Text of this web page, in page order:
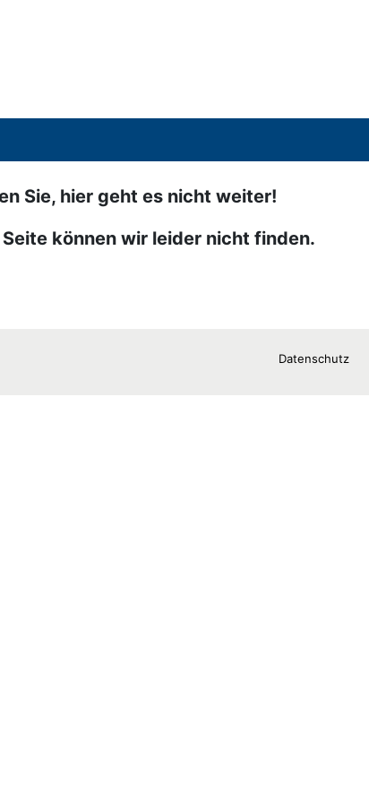
Sie, hier geht es nicht weiter!
können wir leider nicht finden.
Datenschutz